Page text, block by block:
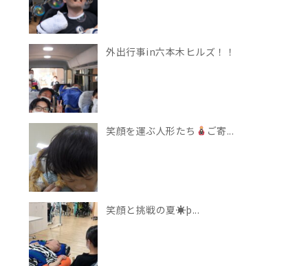
外出行事in六本木ヒルズ！！
笑顔を運ぶ人形たち ご寄...
笑顔と挑戦の夏☀þ...